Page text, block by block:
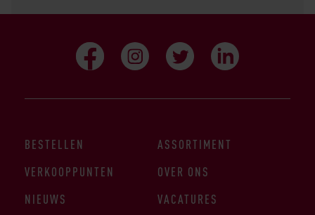
BESTELLEN
ASSORTIMENT
VERKOOPPUNTEN
OVER ONS
NIEUWS
VACATURES